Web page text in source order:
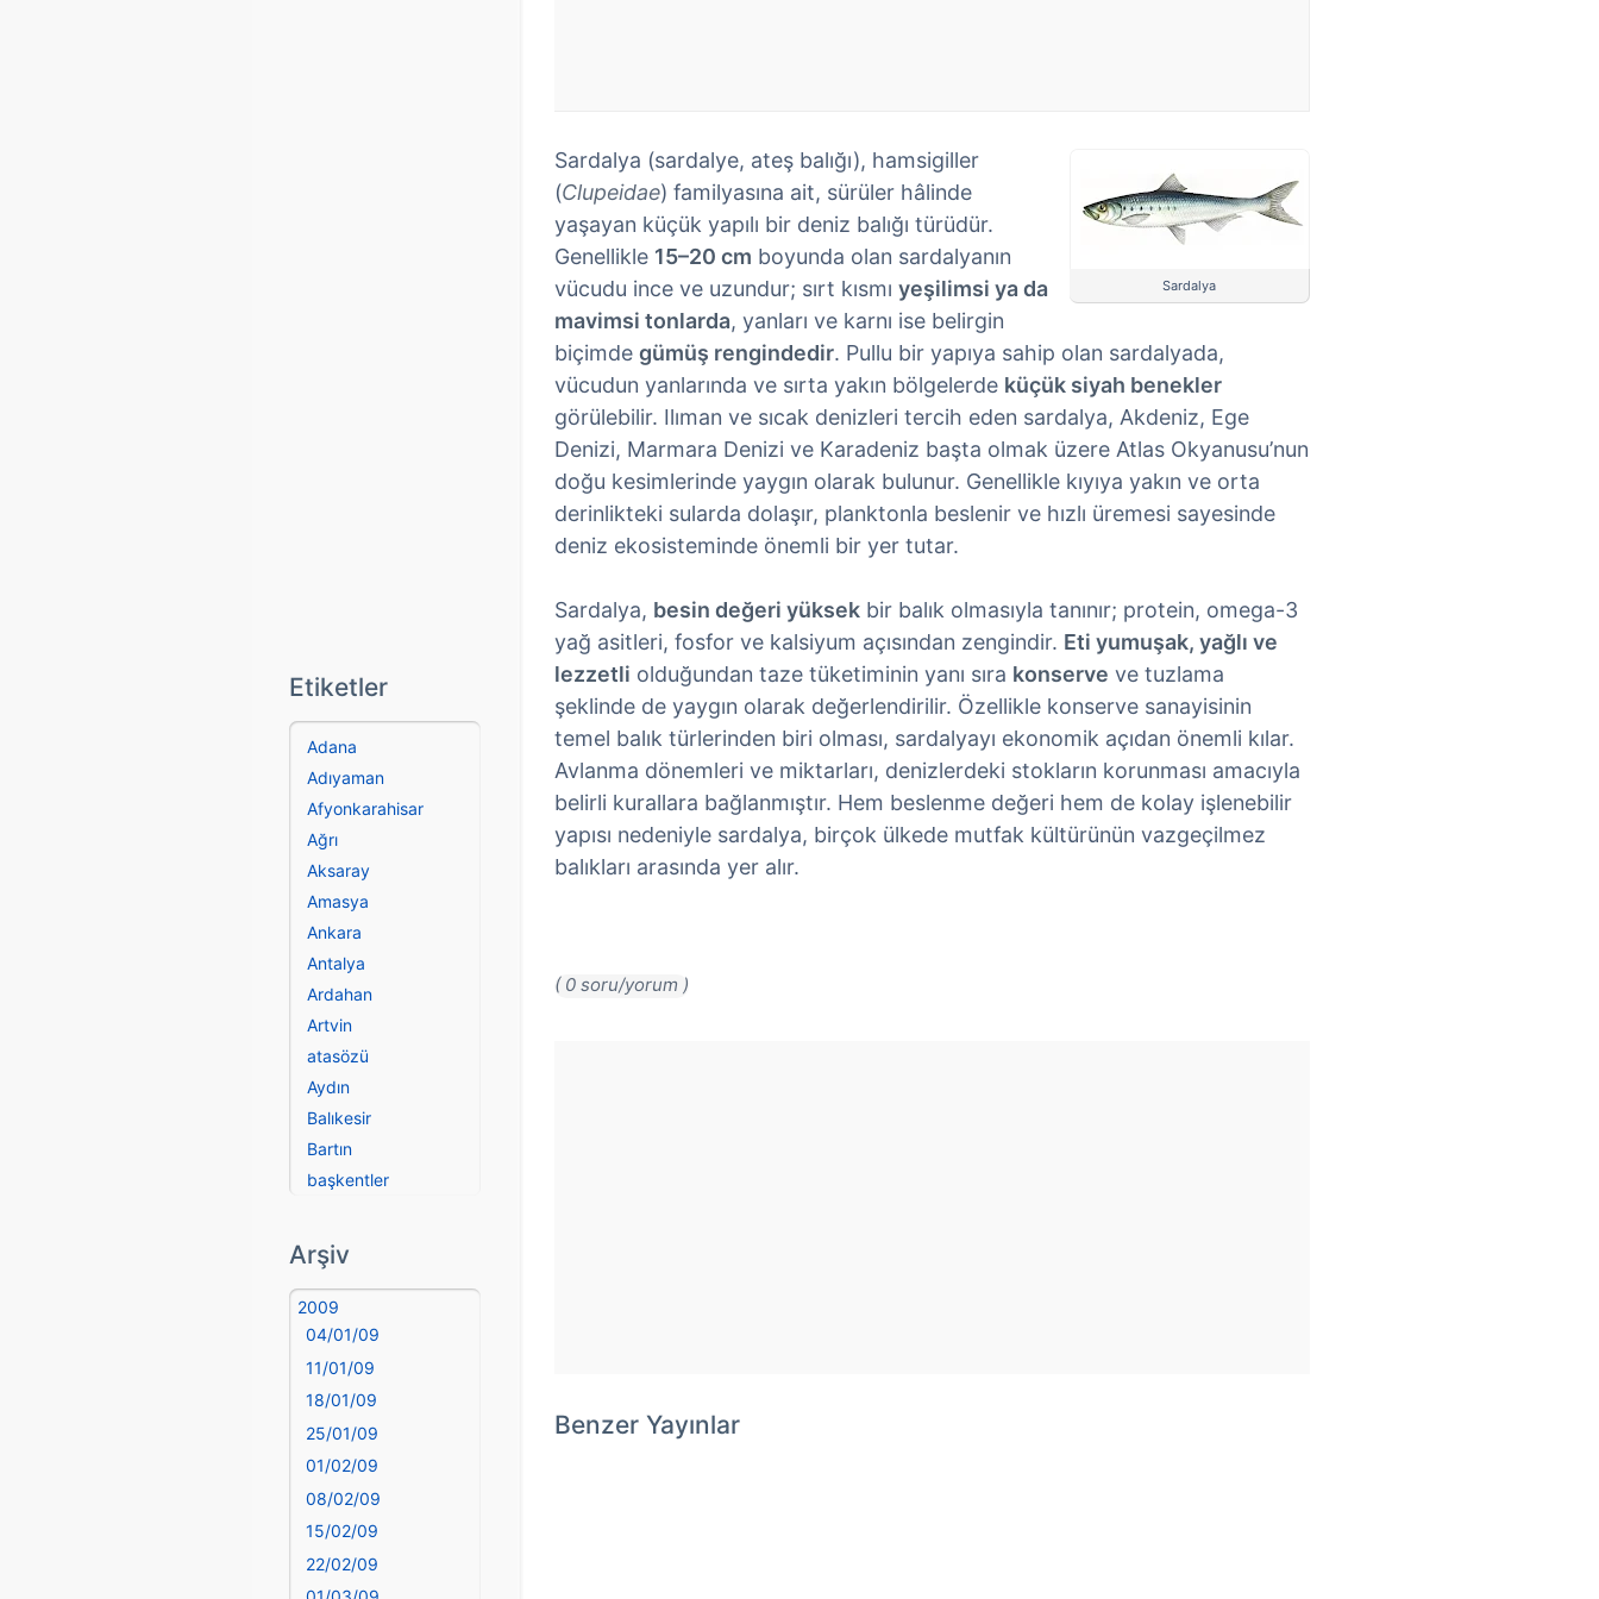
Sardalya
Sardalya (sardalye, ateş balığı), hamsigiller
(Clupeidae) familyasına ait, sürüler hâlinde
yaşayan küçük yapılı bir deniz balığı türüdür.
Genellikle 15–20 cm boyunda olan sardalyanın
vücudu ince ve uzundur; sırt kısmı yeşilimsi ya da
mavimsi tonlarda, yanları ve karnı ise belirgin
biçimde gümüş rengindedir. Pullu bir yapıya sahip olan sardalyada,
vücudun yanlarında ve sırta yakın bölgelerde küçük siyah benekler
görülebilir. Ilıman ve sıcak denizleri tercih eden sardalya, Akdeniz, Ege
Denizi, Marmara Denizi ve Karadeniz başta olmak üzere Atlas Okyanusu’nun
doğu kesimlerinde yaygın olarak bulunur. Genellikle kıyıya yakın ve orta
derinlikteki sularda dolaşır, planktonla beslenir ve hızlı üremesi sayesinde
deniz ekosisteminde önemli bir yer tutar.
Sardalya, besin değeri yüksek bir balık olmasıyla tanınır; protein, omega-3
yağ asitleri, fosfor ve kalsiyum açısından zengindir. Eti yumuşak, yağlı ve
lezzetli olduğundan taze tüketiminin yanı sıra konserve ve tuzlama
şeklinde de yaygın olarak değerlendirilir. Özellikle konserve sanayisinin
temel balık türlerinden biri olması, sardalyayı ekonomik açıdan önemli kılar.
Avlanma dönemleri ve miktarları, denizlerdeki stokların korunması amacıyla
belirli kurallara bağlanmıştır. Hem beslenme değeri hem de kolay işlenebilir
yapısı nedeniyle sardalya, birçok ülkede mutfak kültürünün vazgeçilmez
balıkları arasında yer alır.
( 0 soru/yorum )
Benzer Yayınlar
Etiketler
Adana
Adıyaman
Afyonkarahisar
Ağrı
Aksaray
Amasya
Ankara
Antalya
Ardahan
Artvin
atasözü
Aydın
Balıkesir
Bartın
başkentler
Bayburt
Bilecik
Bingöl
Bitlis
Bolu
Burdur
Bursa
Çanakkale
Çankırı
Çorum
Arşiv
2009
04/01/09
11/01/09
18/01/09
25/01/09
01/02/09
08/02/09
15/02/09
22/02/09